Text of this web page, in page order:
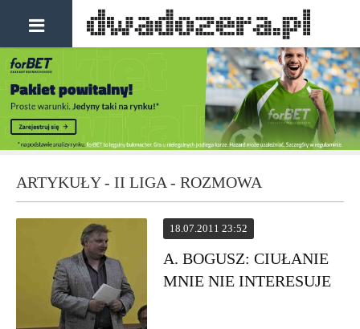
ARTYKUŁY - II LIGA - ROZMOWA
18.07.2011 23:52
A. BOGUSZ: CIUŁANIE
MNIE NIE INTERESUJE